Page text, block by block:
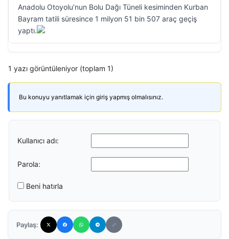
Anadolu Otoyolu’nun Bolu Dağı Tüneli kesiminden Kurban
Bayram tatili süresince 1 milyon 51 bin 507 araç geçiş
yaptı.
1 yazı görüntüleniyor (toplam 1)
Bu konuyu yanıtlamak için giriş yapmış olmalısınız.
Kullanıcı adı:
Parola:
Beni hatırla
Paylaş: